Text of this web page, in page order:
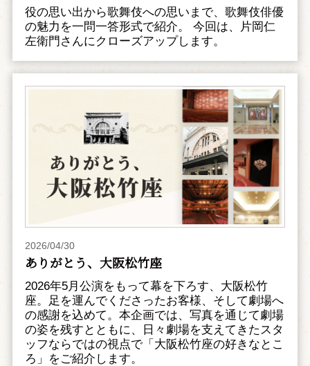
役の思い出から歌舞伎への思いまで、歌舞伎俳優
の魅力を一問一答形式で紹介。 今回は、片岡仁
左衛門さんにクローズアップします。
2026/04/30
ありがとう、大阪松竹座
2026年5月公演をもって幕を下ろす、大阪松竹
座。足を運んでくださったお客様、そして劇場へ
の感謝を込めて。本企画では、写真を通じて劇場
の姿を残すとともに、日々劇場を支えてきたスタ
ッフならではの視点で「大阪松竹座の好きなとこ
ろ」をご紹介します。